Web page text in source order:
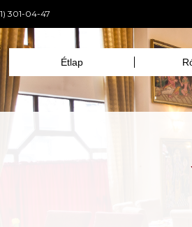
301-04-47
Étlap